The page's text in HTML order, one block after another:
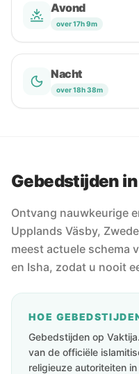
Avond
over 17h 9m
Nacht
over 18h 38m
Gebedstijden
Ontvang nauwkeurige
Upplands Väsby,
meest actuele schema
en Isha, zodat u nooit
HOE
Gebedstijden op
van de officiële
religieuze autoriteiten